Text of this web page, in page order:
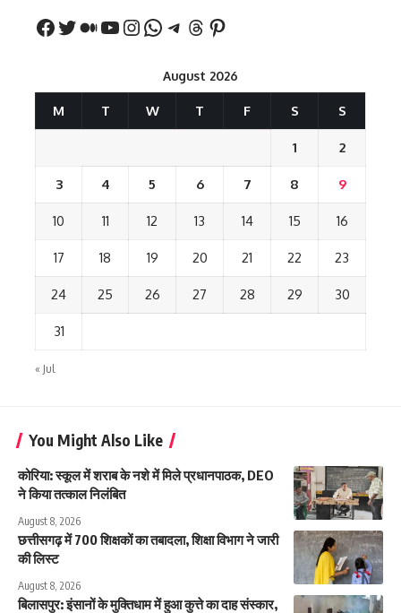
August 2026
M T W T F S S
1 2
3 4 5 6 7 8 9
10 11 12 13 14 15 16
17 18 19 20 21 22 23
24 25 26 27 28 29 30
31
« Jul
You Might Also Like
कोरिया: स्कूल में शराब के नशे में मिले प्रधानपाठक, DEO
ने किया तत्काल निलंबित
August 8, 2026
छत्तीसगढ़ में 700 शिक्षकों का तबादला, शिक्षा विभाग ने जारी
की लिस्ट
August 8, 2026
बिलासपुर: इंसानों के मुक्तिधाम में हुआ कुत्ते का दाह संस्कार,